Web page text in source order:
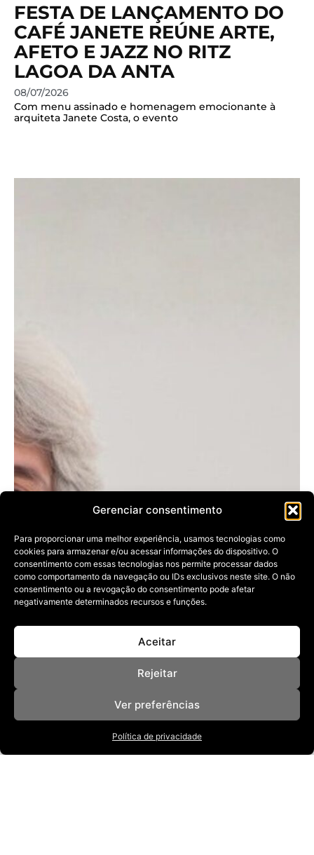
Gerenciar consentimento
Para proporcionar uma melhor experiência, usamos tecnologias como
cookies para armazenar e/ou acessar informações do dispositivo. O
consentimento com essas tecnologias nos permite processar dados
como comportamento da navegação ou IDs exclusivos neste site. O não
consentimento ou a revogação do consentimento pode afetar
negativamente determinados recursos e funções.
Aceitar
Rejeitar
Ver preferências
Política de privacidade
FESTA DE LANÇAMENTO DO
CAFÉ JANETE REÚNE ARTE,
AFETO E JAZZ NO RITZ
LAGOA DA ANTA
08/07/2026
Com menu assinado e homenagem emocionante à
arquiteta Janete Costa, o evento